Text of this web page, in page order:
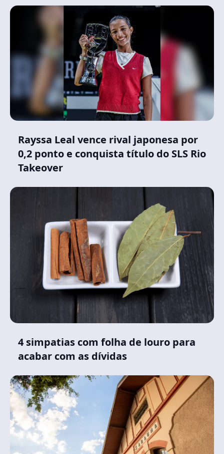
Rayssa Leal vence rival japonesa por
0,2 ponto e conquista título do SLS Rio
Takeover
4 simpatias com folha de louro para
acabar com as dívidas